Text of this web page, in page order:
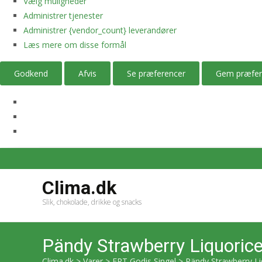
Administrer tjenester
Administrer {vendor_count} leverandører
Læs mere om disse formål
Godkend Afvis Se præferencer Gem
Clima.dk
Slik, chokolade, drikke og snacks
Pändy Strawberry